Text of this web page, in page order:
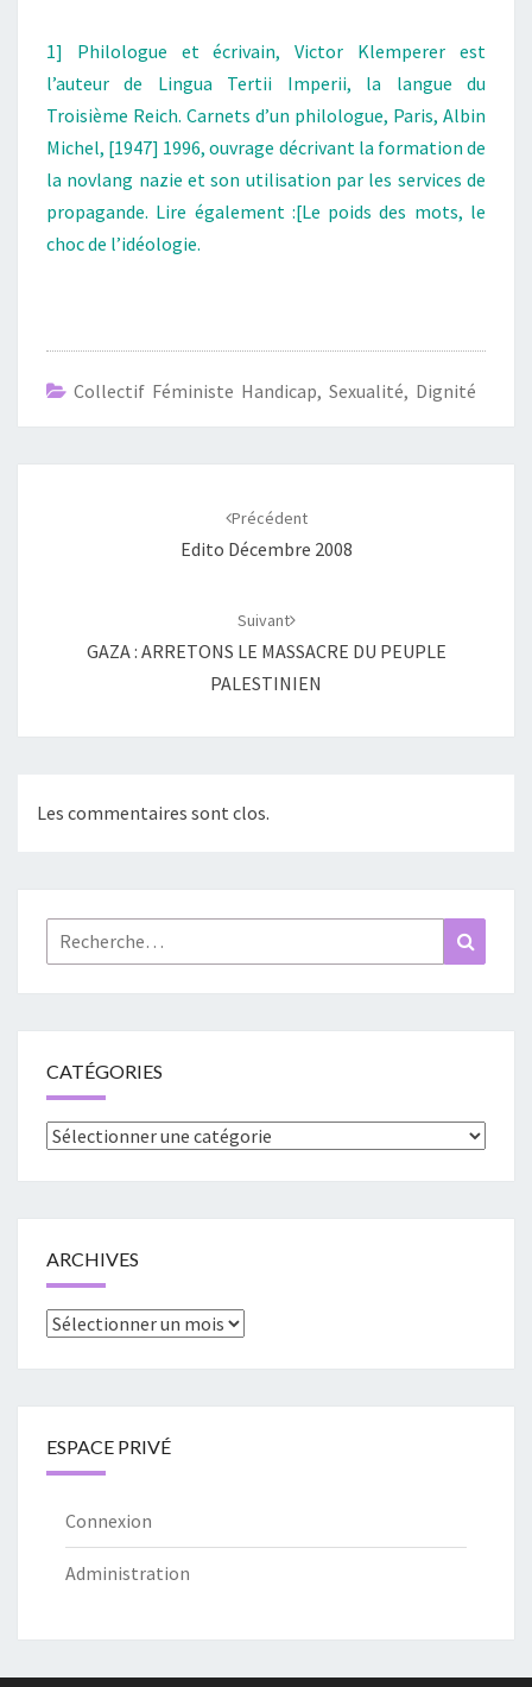
1] Philologue et écrivain, Victor Klemperer est
l’auteur de Lingua Tertii Imperii, la langue du
Troisième Reich. Carnets d’un philologue, Paris, Albin
Michel, [1947] 1996, ouvrage décrivant la formation de
la novlang nazie et son utilisation par les services de
propagande. Lire également :[Le poids des mots, le
choc de l’idéologie.
Collectif Féministe Handicap, Sexualité, Dignité
Précédent
Edito Décembre 2008
Suivant
GAZA : ARRETONS LE MASSACRE DU PEUPLE
PALESTINIEN
Les commentaires sont clos.
Rechercher :
CATÉGORIES
Catégories
ARCHIVES
Archives
ESPACE PRIVÉ
Connexion
Administration